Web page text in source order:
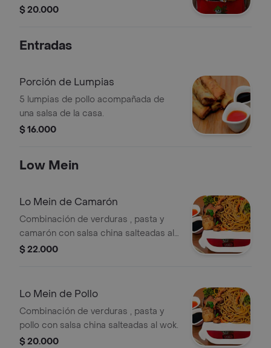
al wok, tamaño a elección.
$ 20.000
Entradas
Porción de Lumpias
5 lumpias de pollo acompañada de
una salsa de la casa.
$ 16.000
Low Mein
Lo Mein de Camarón
Combinación de verduras , pasta y
camarón con salsa china salteadas al
wok.
$ 22.000
Lo Mein de Pollo
Combinación de verduras , pasta y
pollo con salsa china salteadas al wok.
$ 20.000